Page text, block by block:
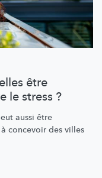
être
le stress ?
aussi être
concevoir des villes